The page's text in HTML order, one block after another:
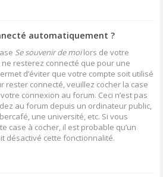
automatiquement ?
Se souvenir de moilors de votre
resterez connecté que pour une
d’éviter que votre compte soit utilisé
rester connecté, veuillez cocher la case
connexion au forum. Ceci n’est pas
au forum depuis un ordinateur public,
une université, etc. Si vous
case à cocher, il est probable qu’un
désactivé cette fonctionnalité.